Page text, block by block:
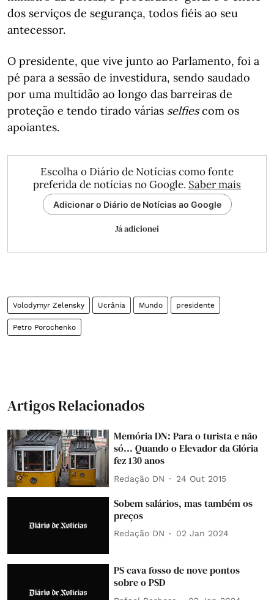
dos serviços de segurança, todos fiéis ao seu
antecessor.
O presidente, que vive junto ao Parlamento, foi a
pé para a sessão de investidura, sendo saudado
por uma multidão ao longo das barreiras de
proteção e tendo tirado várias selfiescom os
apoiantes.
Escolha o Diário de Notícias como fonte
preferida de notícias no Google. Saber mais
Adicionar o Diário de Notícias ao Google
Já adicionei
Volodymyr Zelensky Ucrânia Mundo presidente
Petro Porochenko
Artigos Relacionados
Memória DN: Para o turista e não
só... Quando o Elevador da Glória
fez 130 anos
Redação DN 24 Out 2015
Sobem salários, mas também os
preços
Redação DN 02 Jan 2024
PS cava fosso de nove pontos
sobre o PSD